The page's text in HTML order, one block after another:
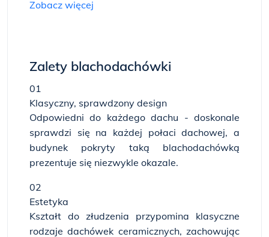
Zobacz więcej
Zalety blachodachówki
01
Klasyczny, sprawdzony design
Odpowiedni do każdego dachu - doskonale
sprawdzi się na każdej połaci dachowej, a
budynek pokryty taką blachodachówką
prezentuje się niezwykle okazale.
02
Estetyka
Kształt do złudzenia przypomina klasyczne
rodzaje dachówek ceramicznych, zachowując